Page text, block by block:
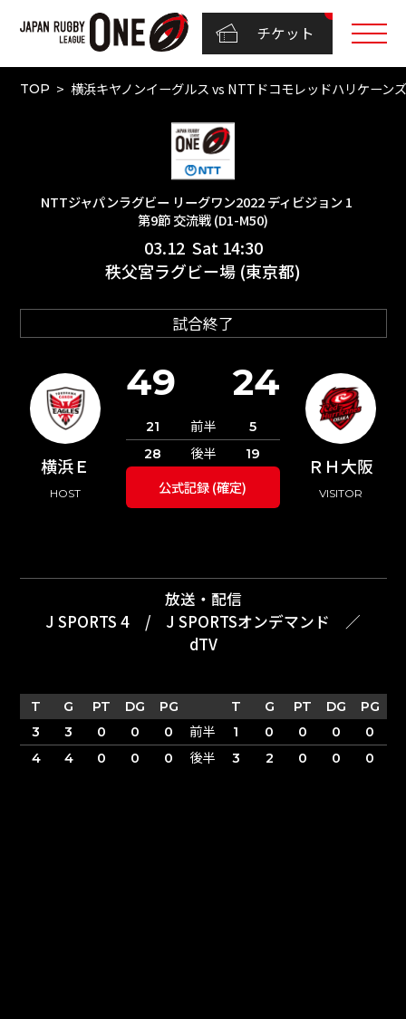
チケット
TOP 横浜キヤノンイーグルス vs NTTドコモレッドハリケー
NTTジャパンラグビー リーグワン2022 ディビジョン 1
第9節 交流戦 (D1-M50)
03.12 Sat 14:30
秩父宮ラグビー場 (東京都)
試合終了
横浜Ｅ
HOST
ＲＨ大阪
VISITOR
49 24
21 前半
5
28
後半 19
公式記録 (確定)
放送・配信
J SPORTS 4
/ J SPORTSオンデマンド
／
dTV
T G PT DG PG T G PT DG
PG
3
3 0 0 0 前半 1 0 0 0
0
4
4 0 0 0 後半 3 2 0 0 0